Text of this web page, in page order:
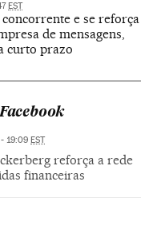
EST
e se reforça
de mensagens,
curto prazo
19:09 EST
reforça a rede
financeiras